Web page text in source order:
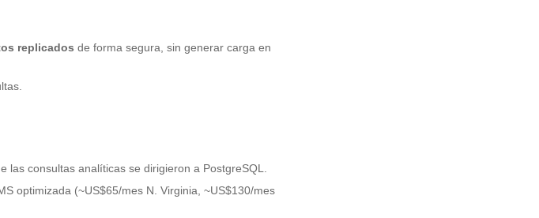
replicados de forma segura, sin generar carga en
las consultas analíticas se dirigieron a PostgreSQL.
optimizada (~US$65/mes N. Virginia, ~US$130/mes